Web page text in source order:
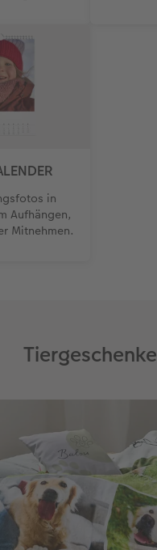
in
Aufhängen,
Mitnehmen.
Tiergeschenke